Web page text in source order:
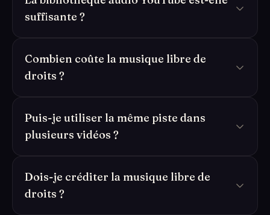
suffisante ?
Combien coûte la musique libre de
droits ?
Puis-je utiliser la même piste dans
plusieurs vidéos ?
Dois-je créditer la musique libre de
droits ?